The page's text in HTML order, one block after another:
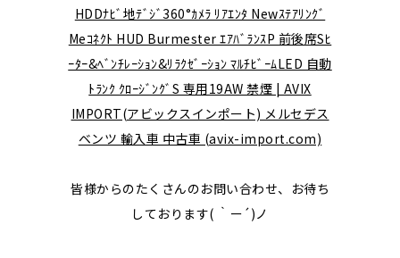
HDDﾅﾋﾞ地ﾃﾞｼﾞ360°ｶﾒﾗ ﾘｱｴﾝﾀ Newｽﾃｱﾘﾝｸﾞ
Meｺﾈｸﾄ HUD Burmester ｴｱﾊﾞﾗﾝｽP 前後席Sﾋ
ｰﾀｰ&ﾍﾞﾝﾁﾚｰｼｮﾝ&ﾘﾗｸｾﾞｰｼｮﾝ ﾏﾙﾁﾋﾞｰﾑLED 自動
ﾄﾗﾝｸ ｸﾛｰｼﾞﾝｸﾞS 専用19AW 禁煙 | AVIX
IMPORT(アビックスインポート) メルセデス
ベンツ 輸入車 中古車 (avix-import.com)
皆様からのたくさんのお問い合わせ、お待ち
しております( ｀ー´)ノ